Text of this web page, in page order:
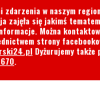
Dyżurujemy także
.